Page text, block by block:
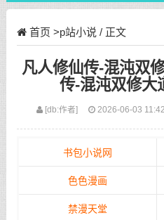
首页 >p站小说 / 正文
凡人修仙传-混沌双
传-混沌双修大
[db:作者] 2026-06-03 11:42
书包小说网
色色漫画
禁漫天堂